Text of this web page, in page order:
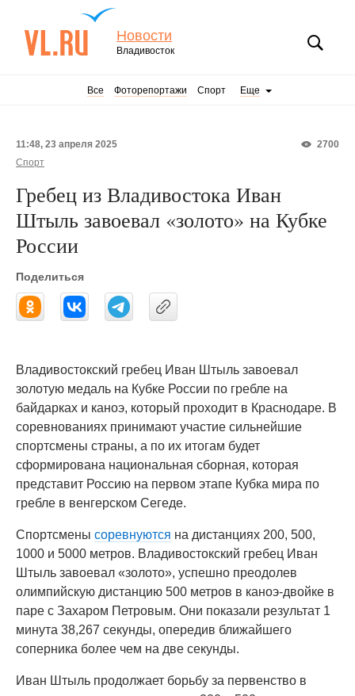
Новости
Владивосток
Все Фоторепортажи Спорт Еще
2700
11:48, 23 апреля 2025
Спорт
Гребец из Владивостока Иван
Штыль завоевал «золото» на Кубке
России
Поделиться
Владивостокский гребец Иван Штыль завоевал
золотую медаль на Кубке России по гребле на
байдарках и каноэ, который проходит в Краснодаре. В
соревнованиях принимают участие сильнейшие
спортсмены страны, а по их итогам будет
сформирована национальная сборная, которая
представит Россию на первом этапе Кубка мира по
гребле в венгерском Сегеде.
Спортсмены соревнуются на дистанциях 200, 500,
1000 и 5000 метров. Владивостокский гребец Иван
Штыль завоевал «золото», успешно преодолев
олимпийскую дистанцию 500 метров в каноэ-двойке в
паре с Захаром Петровым. Они показали результат 1
минута 38,267 секунды, опередив ближайшего
соперника более чем на две секунды.
Иван Штыль продолжает борьбу за первенство в